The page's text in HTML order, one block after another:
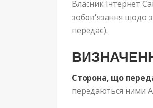
Власник Інтернет
зобов'язання щодо
передає).
Сторона, що
передаються ними